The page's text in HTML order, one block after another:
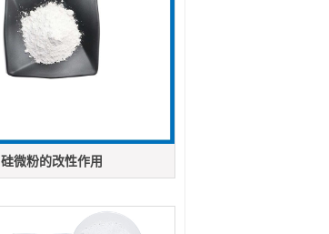
硅微粉的改性作用